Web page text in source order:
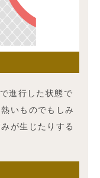
進行した状態で
いものでもしみ
が生じたりする